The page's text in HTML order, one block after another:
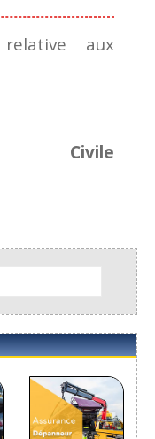
relative aux
Civile